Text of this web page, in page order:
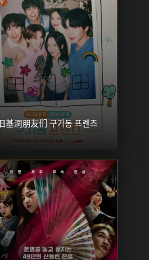
旧基洞朋友们 구기동 프렌즈